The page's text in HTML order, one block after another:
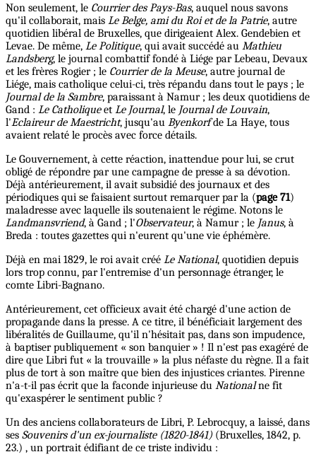
Non seulement, le Courrier des Pays-Bas, auquel nous savons
qu'il collaborait, mais Le Belge, ami du Roi et de la Patrie, autre
quotidien libéral de Bruxelles, que dirigeaient Alex. Gendebien et
Levae. De même, Le Politique, qui avait succédé au Mathieu
Landsberg, le journal combattif fondé à Liége par Lebeau, Devaux
et les frères Rogier ; le Courrier de la Meuse, autre journal de
Liége, mais catholique celui-ci, très répandu dans tout le pays ; le
Journal de la Sambre, paraissant à Namur ; les deux quotidiens de
Gand : Le Catholiqueet Le Journal, le Journal de Louvain,
l'Eclaireur de Maestricht, jusqu'au Byenkorfde La Haye, tous
avaient relaté le procès avec force détails.
Le Gouvernement, à cette réaction, inattendue pour lui, se crut
obligé de répondre par une campagne de presse à sa dévotion.
Déjà antérieurement, il avait subsidié des journaux et des
périodiques qui se faisaient surtout remarquer par la (page 71)
maladresse avec laquelle ils soutenaient le régime. Notons le
Landmansvriend, à Gand ; l'Observateur, à Namur ; le Janus, à
Breda : toutes gazettes qui n'eurent qu'une vie éphémère.
Déjà en mai 1829, le roi avait créé Le National, quotidien depuis
lors trop connu, par l'entremise d'un personnage étranger, le
comte Libri-Bagnano.
Antérieurement, cet officieux avait été chargé d'une action de
propagande dans la presse. A ce titre, il bénéficiait largement des
libéralités de Guillaume, qu'il n'hésitait pas, dans son impudence,
à baptiser publiquement « son banquier » ! Il n'est pas exagéré de
dire que Libri fut « la trouvaille » la plus néfaste du règne. Il a fait
plus de tort à son maître que bien des injustices criantes. Pirenne
n'a-t-il pas écrit que la faconde injurieuse du Nationalne fit
qu'exaspérer le sentiment public ?
Un des anciens collaborateurs de Libri, P. Lebrocquy, a laissé, dans
ses Souvenirs d'un ex-journaliste (1820-1841)(Bruxelles, 1842, p.
23.) , un portrait édifiant de ce triste individu :